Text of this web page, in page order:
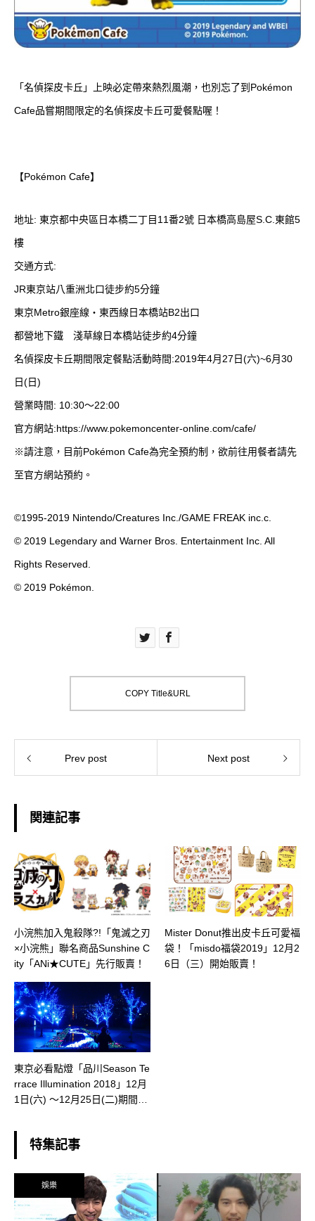
「名偵探皮卡丘」上映必定帶來熱烈風潮，也別忘了到Pokémon
Cafe品嘗期間限定的名偵探皮卡丘可愛餐點喔！
【Pokémon Cafe】
地址: 東京都中央區日本橋二丁目11番2號 日本橋高島屋S.C.東館5
樓
交通方式:
JR東京站八重洲北口徒步約5分鐘
東京Metro銀座線・東西線日本橋站B2出口
都營地下鐵 淺草線日本橋站徒步約4分鐘
名偵探皮卡丘期間限定餐點活動時間:2019年4月27日(六)~6月30
日(日)
營業時間: 10:30～22:00
官方網站:https://www.pokemoncenter-online.com/cafe/
※請注意，目前Pokémon Cafe為完全預約制，欲前往用餐者請先
至官方網站預約。
©1995-2019 Nintendo/Creatures Inc./GAME FREAK inc.c.
© 2019 Legendary and Warner Bros. Entertainment Inc. All
Rights Reserved.
© 2019 Pokémon.
COPY Title&URL
Prev post Next post
関連記事
小浣熊加入鬼殺隊?!「鬼滅之刃
×小浣熊」聯名商品Sunshine C
ity「ANi★CUTE」先行販賣！
Mister Donut推出皮卡丘可愛福
袋！「misdo福袋2019」12月2
6日（三）開始販賣！
東京必看點燈「品川Season Te
rrace Illumination 2018」12月
1日(六) ～12月25日(二)期間限
特集記事
娛樂